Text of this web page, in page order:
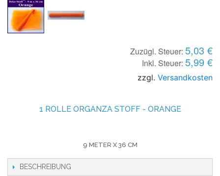
Zuzügl. Steuer: 5,03 €
Inkl. Steuer: 5,99 €
zzgl. Versandkosten
1 ROLLE ORGANZA STOFF - ORANGE
9 METER X 36 CM
BESCHREIBUNG